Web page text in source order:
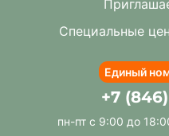
Специальные
Единый
+7 (846)
пн-пт с 9:00 до